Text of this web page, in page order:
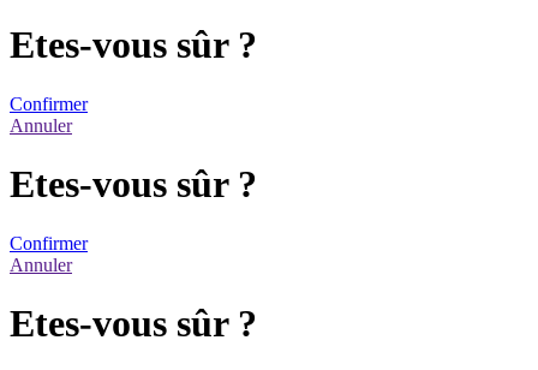
Etes-vous sûr ?
Confirmer
Annuler
Etes-vous sûr ?
Confirmer
Annuler
Etes-vous sûr ?